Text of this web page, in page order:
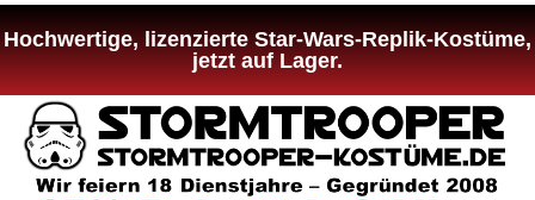
Hochwertige, lizenzierte Star-Wars-Replik-Kostüme,
jetzt auf Lager.